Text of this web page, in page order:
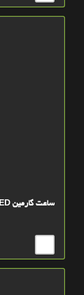
ساعت گارمین FENIX 8 - 51mm AMOLED استاندارد بند سیلیکون